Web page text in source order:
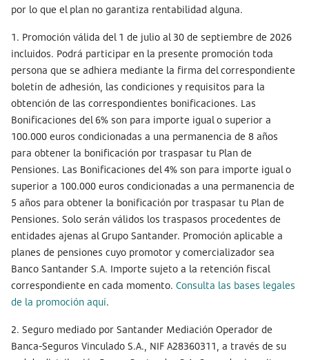
por lo que el plan no garantiza rentabilidad alguna.
1. Promoción válida del 1 de julio al 30 de septiembre de 2026
incluidos. Podrá participar en la presente promoción toda
persona que se adhiera mediante la firma del correspondiente
boletín de adhesión, las condiciones y requisitos para la
obtención de las correspondientes bonificaciones. Las
Bonificaciones del 6% son para importe igual o superior a
100.000 euros condicionadas a una permanencia de 8 años
para obtener la bonificación por traspasar tu Plan de
Pensiones. Las Bonificaciones del 4% son para importe igual o
superior a 100.000 euros condicionadas a una permanencia de
5 años para obtener la bonificación por traspasar tu Plan de
Pensiones. Solo serán válidos los traspasos procedentes de
entidades ajenas al Grupo Santander. Promoción aplicable a
planes de pensiones cuyo promotor y comercializador sea
Banco Santander S.A. Importe sujeto a la retención fiscal
correspondiente en cada momento. Consulta las bases legales
de la promoción aquí.
2. Seguro mediado por Santander Mediación Operador de
Banca-Seguros Vinculado S.A., NIF A28360311, a través de su